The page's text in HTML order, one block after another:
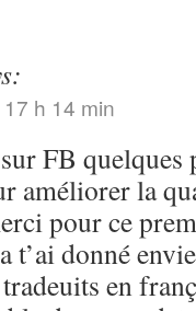
h 14 min
FB quelques
améliorer la
pour ce
t’ai donné
en